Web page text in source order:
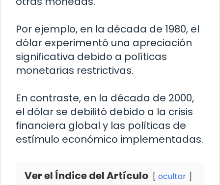
Por ejemplo, en la década de 1980, el
dólar experimentó una apreciación
significativa debido a políticas
monetarias restrictivas.
En contraste, en la década de 2000,
el dólar se debilitó debido a la crisis
financiera global y las políticas de
estímulo económico implementadas.
Ver el Índice del Artículo ocultar